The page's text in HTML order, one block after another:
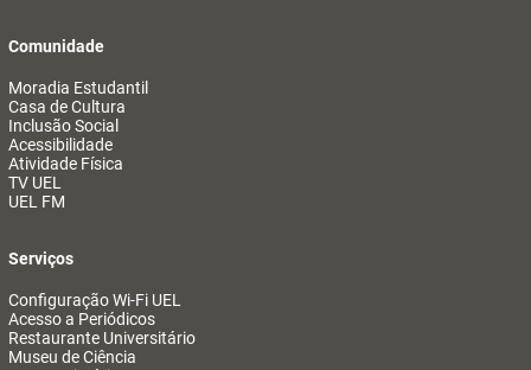
Comunidade
Moradia Estudantil
Casa de Cultura
Inclusão Social
Acessibilidade
Atividade Física
TV UEL
UEL FM
Serviços
Configuração Wi-Fi UEL
Acesso a Periódicos
Restaurante Universitário
Museu de Ciência